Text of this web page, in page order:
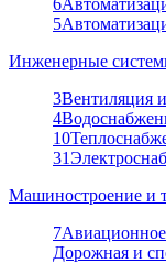
6
5
Инженерные
3Вентиляция
4
10
31
Машиностроение и
7Авиационное
Дорожная и